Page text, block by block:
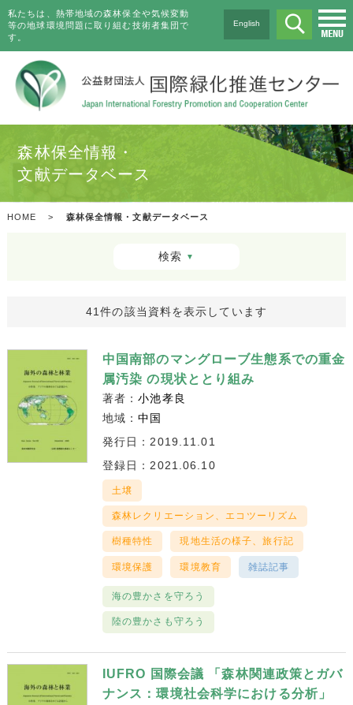
私たちは、熱帯地域の森林保全や気候変動
等の地球環境問題に取り組む技術者集団で
す。
English
森林保全情報・
文献データベース
HOME > 森林保全情報・文献データベース
検索 ▼
41件の該当資料を表示しています
中国南部のマングローブ生態系での重金
属汚染 の現状ととり組み
著者：小池孝良
地域：中国
発行日：2019.11.01
登録日：2021.06.10
土壌
森林レクリエーション、エコツーリズム
樹種特性 現地生活の様子、旅行記
環境保護 環境教育 雑誌記事
海の豊かさを守ろう
陸の豊かさも守ろう
IUFRO 国際会議 「森林関連政策とガバ
ナンス：環境社会科学における分析」